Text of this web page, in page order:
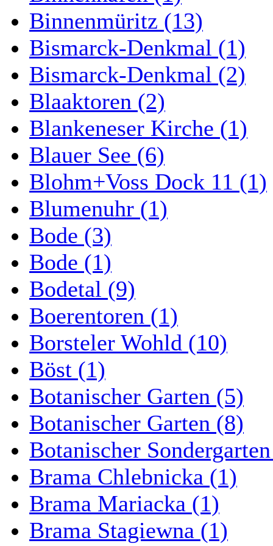
Binnenmüritz (13)
Bismarck-Denkmal (1)
Bismarck-Denkmal (2)
Blaaktoren (2)
Blankeneser Kirche (1)
Blauer See (6)
Blohm+Voss Dock 11 (1)
Blumenuhr (1)
Bode (3)
Bode (1)
Bodetal (9)
Boerentoren (1)
Borsteler Wohld (10)
Böst (1)
Botanischer Garten (5)
Botanischer Garten (8)
Botanischer
Brama Chlebnicka (1)
Brama Mariacka (1)
Brama Stagiewna (1)